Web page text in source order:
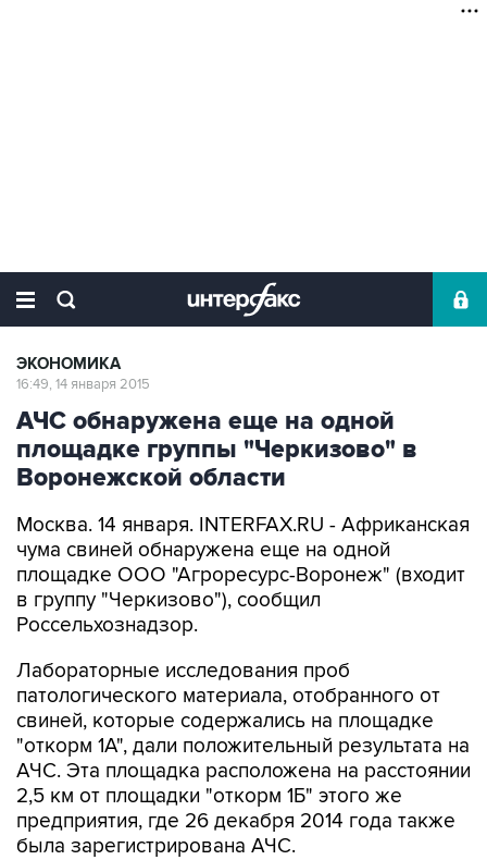
ЭКОНОМИКА
16:49, 14 января 2015
АЧС обнаружена еще на одной
площадке группы "Черкизово" в
Воронежской области
Москва. 14 января. INTERFAX.RU - Африканская
чума свиней обнаружена еще на одной
площадке ООО "Агроресурс-Воронеж" (входит
в группу "Черкизово"), сообщил
Россельхознадзор.
Лабораторные исследования проб
патологического материала, отобранного от
свиней, которые содержались на площадке
"откорм 1А", дали положительный результата на
АЧС. Эта площадка расположена на расстоянии
2,5 км от площадки "откорм 1Б" этого же
предприятия, где 26 декабря 2014 года также
была зарегистрирована АЧС.